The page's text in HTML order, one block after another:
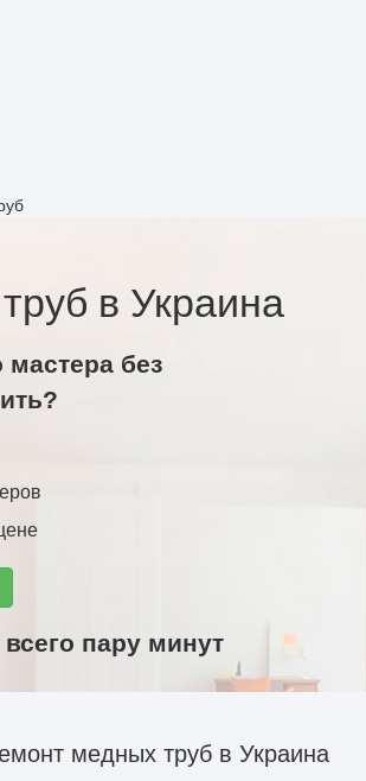
в Украина
мастера без
пару минут
медных труб в Украина